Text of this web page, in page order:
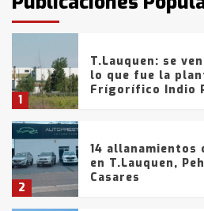
comercialización
tarde del sábado
1
T.Lauquen: se
lo que fue la
Frígorífico Indio
2
14 allanamientos
en T.Lauquen,
Casares